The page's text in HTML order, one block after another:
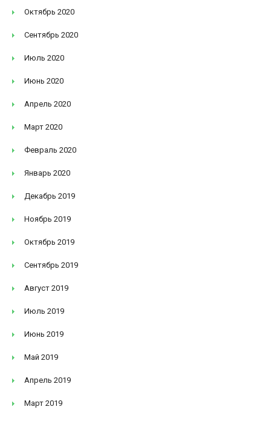
Октябрь 2020
Сентябрь 2020
Июль 2020
Июнь 2020
Апрель 2020
Март 2020
Февраль 2020
Январь 2020
Декабрь 2019
Ноябрь 2019
Октябрь 2019
Сентябрь 2019
Август 2019
Июль 2019
Июнь 2019
Май 2019
Апрель 2019
Март 2019